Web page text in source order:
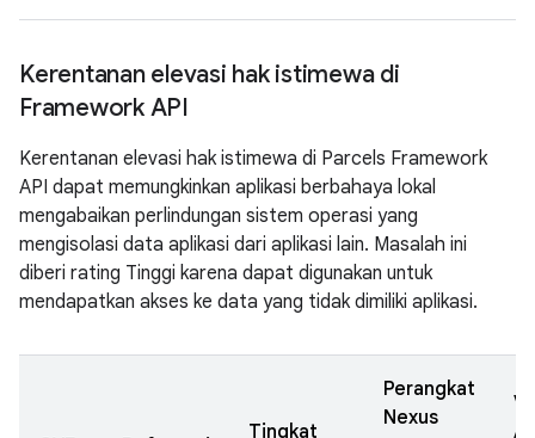
Kerentanan elevasi hak istimewa di
Framework API
Kerentanan elevasi hak istimewa di Parcels Framework
API dapat memungkinkan aplikasi berbahaya lokal
mengabaikan perlindungan sistem operasi yang
mengisolasi data aplikasi dari aplikasi lain. Masalah ini
diberi rating Tinggi karena dapat digunakan untuk
mendapatkan akses ke data yang tidak dimiliki aplikasi.
Tingkat
Perangkat
Nexus